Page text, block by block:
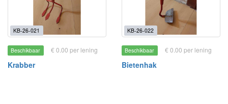
KB-26-021
Beschikbaar € 0.00 per lening
Krabber
KB-26-022
Beschikbaar € 0.00 per lening
Bietenhak